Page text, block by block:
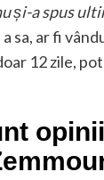
și-a spus
sa, ar fi
12 zile,